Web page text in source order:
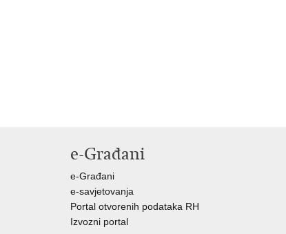
e-Građani
e-Građani
e-savjetovanja
Portal otvorenih podataka RH
Izvozni portal